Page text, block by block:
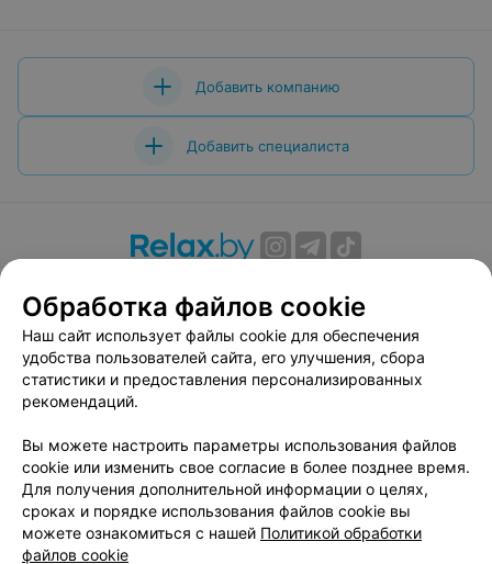
Добавить компанию
Добавить специалиста
Вакансии
Публичный договор
Способы оплаты
Публичный договор по использованию сервиса
«Афиша»
Пользовательское соглашение
Связаться по вопросам сотрудничества
Написать руководителю relax.by
Персональные настройки cookie
Обработка персональных данных
Обработка файлов cookie
Наш сайт использует файлы cookie для обеспечения
удобства пользователей сайта, его улучшения, сбора
статистики и предоставления персонализированных
рекомендаций.
Вы можете настроить параметры использования файлов
cookie или изменить свое согласие в более позднее время.
Для получения дополнительной информации о целях,
сроках и порядке использования файлов cookie вы
можете ознакомиться с нашей Политикой обработки
файлов cookie